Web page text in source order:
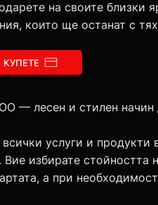
на своите близки
които ще останат с
КУПЕТЕ
— лесен и стилен
услуги и продукти
Вие избирате стойността
а при